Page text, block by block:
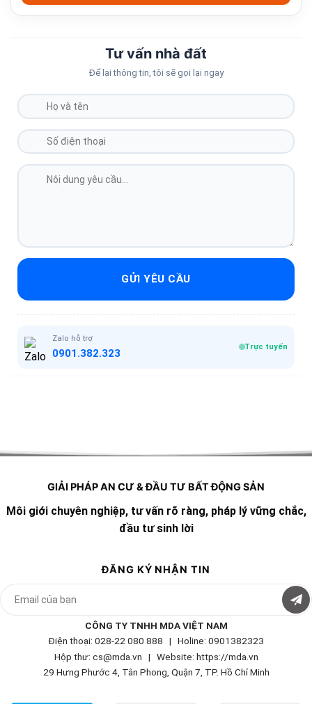
Tư vấn nhà đất
Để lại thông tin, tôi sẽ gọi lại ngay
GỬI YÊU CẦU
Zalo hỗ trợ
0901.382.323 Trực tuyến
GIẢI PHÁP AN CƯ & ĐẦU TƯ BẤT ĐỘNG SẢN
Môi giới chuyên nghiệp, tư vấn rõ ràng, pháp lý vững chắc,
đầu tư sinh lời
ĐĂNG KÝ NHẬN TIN
CÔNG TY TNHH MDA VIỆT NAM
Điện thoại: 028-22 080 888 | Holine: 0901382323
Hộp thư: cs@mda.vn | Website: https://mda.vn
29 Hưng Phước 4, Tân Phong, Quận 7, TP. Hồ Chí Minh